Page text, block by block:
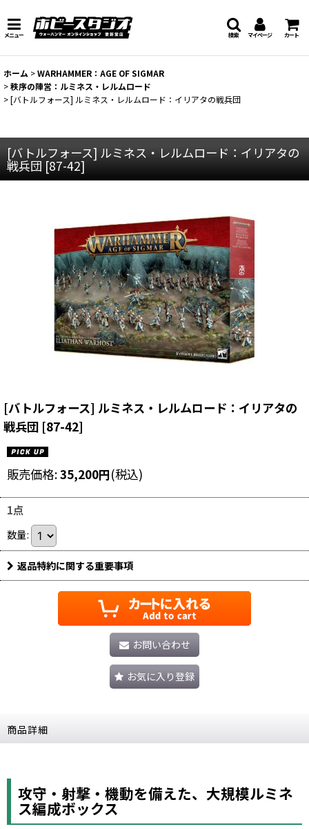
メニュー マイページ カート
検索
ホーム >WARHAMMER：AGE OF SIGMAR
>秩序の陣営：ルミネス・レルムロード
>[バトルフォース] ルミネス・レルムロード：イリアタの戦兵団
[バトルフォース] ルミネス・レルムロード：イリアタの
戦兵団 [87-42]
[バトルフォース] ルミネス・レルムロード：イリアタの
戦兵団 [87-42]
販売価格:35,200円(税込)
1点
数量:
返品特約に関する重要事項
お問い合わせ
お気に入り登録
商品詳細
攻守・射撃・機動を備えた、大規模ルミネ
ス編成ボックス